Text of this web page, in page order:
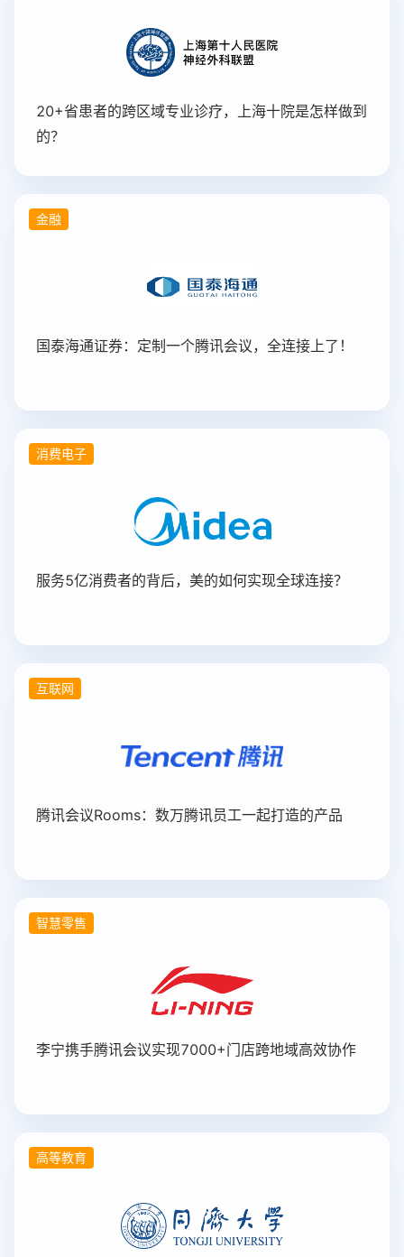
20+省患者的跨区域专业诊疗，上海十院是怎样做到
的？
金融
国泰海通证券：定制一个腾讯会议，全连接上了！
消费电子
服务5亿消费者的背后，美的如何实现全球连接？
互联网
腾讯会议Rooms：数万腾讯员工一起打造的产品
智慧零售
李宁携手腾讯会议实现7000+门店跨地域高效协作
高等教育